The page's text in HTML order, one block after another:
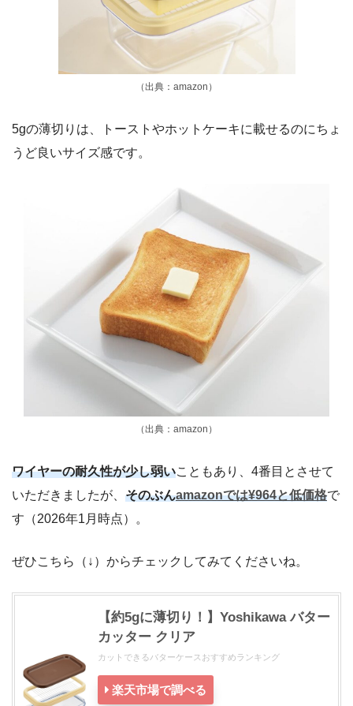
（出典：amazon）
5gの薄切りは、トーストやホットケーキに載せるのにちょ
うど良いサイズ感です。
（出典：amazon）
ワイヤーの耐久性が少し弱いこともあり、4番目とさせて
いただきましたが、 そのぶんamazonでは¥964と低価格で
す（2026年1月時点）。
ぜひこちら（↓）からチェックしてみてくださいね。
【約5gに薄切り！】Yoshikawa バター
カッター クリア
カットできるバターケースおすすめランキング
楽天市場で調べる